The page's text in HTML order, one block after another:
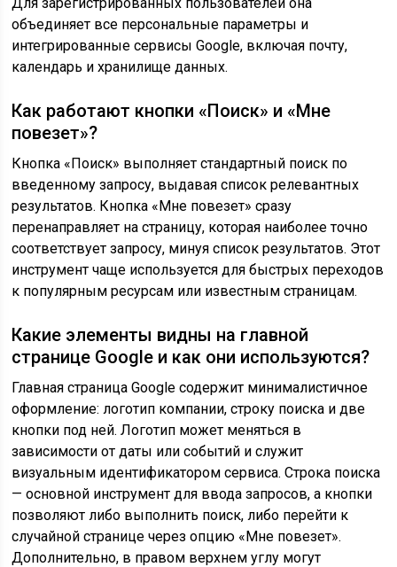
объединяет все персональные параметры и
интегрированные сервисы Google, включая почту,
календарь и хранилище данных.
Как работают кнопки «Поиск» и «Мне
повезет»?
Кнопка «Поиск» выполняет стандартный поиск по
введенному запросу, выдавая список релевантных
результатов. Кнопка «Мне повезет» сразу
перенаправляет на страницу, которая наиболее точно
соответствует запросу, минуя список результатов. Этот
инструмент чаще используется для быстрых переходов
к популярным ресурсам или известным страницам.
Какие элементы видны на главной
странице Google и как они используются?
Главная страница Google содержит минималистичное
оформление: логотип компании, строку поиска и две
кнопки под ней. Логотип может меняться в
зависимости от даты или событий и служит
визуальным идентификатором сервиса. Строка поиска
— основной инструмент для ввода запросов, а кнопки
позволяют либо выполнить поиск, либо перейти к
случайной странице через опцию «Мне повезет».
Дополнительно, в правом верхнем углу могут